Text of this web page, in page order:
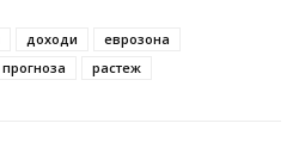
доходи
еврозона
прогноза растеж